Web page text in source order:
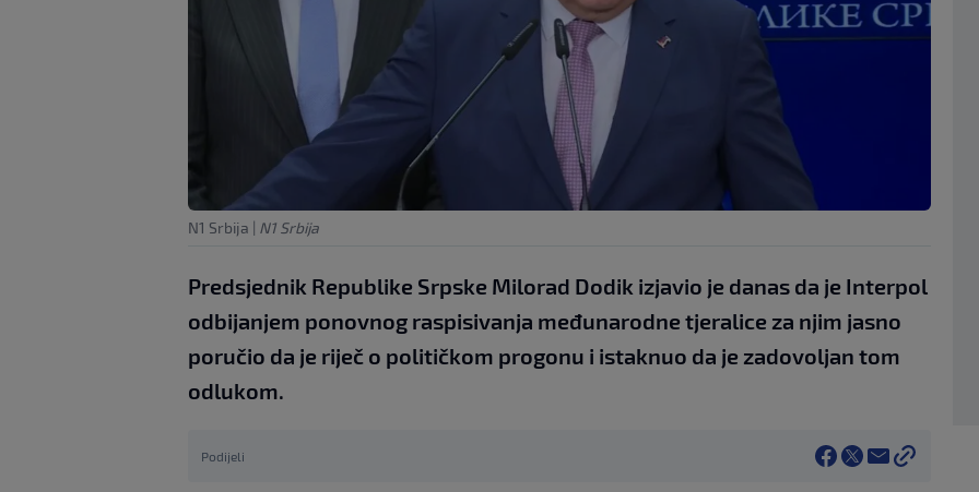
N1 Srbija | N1 Srbija
Predsjednik Republike Srpske Milorad Dodik izjavio je danas da je Interpol
odbijanjem ponovnog raspisivanja međunarodne tjeralice za njim jasno
poručio da je riječ o političkom progonu i istaknuo da je zadovoljan tom
odlukom.
Podijeli